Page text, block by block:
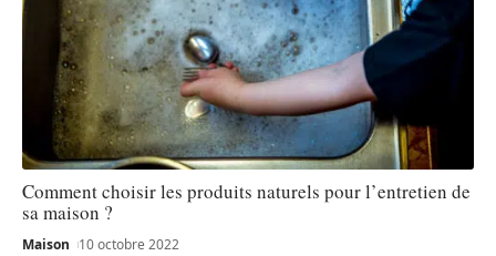
Comment choisir les produits naturels pour l’entretien de
sa maison ?
Maison 10 octobre 2022